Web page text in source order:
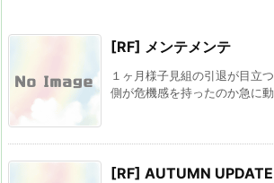
[RF] メンテメンテ
１ヶ月様子見組の引退が目立
側が危機感を持ったのか急に
[RF] AUTUMN UPDATE